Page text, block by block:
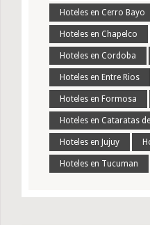
Hoteles en Cerro Bayo
Hoteles en Chapelco
Hoteles en Cordoba
Hoteles en Entre Rios
Hoteles en Formosa
Hoteles en Cataratas
Hoteles en Jujuy
Hoteles en Tucuman